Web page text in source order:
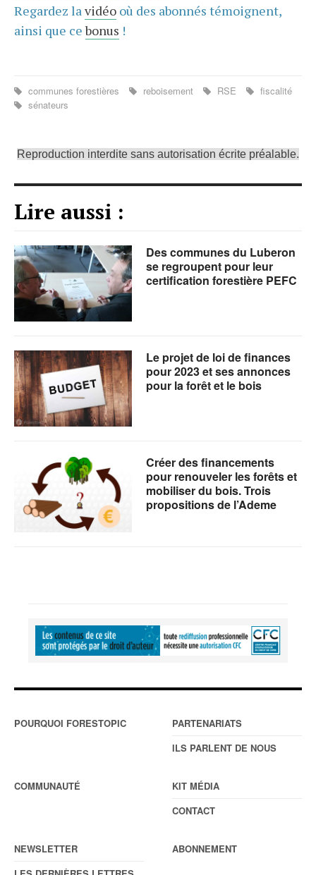
Regardez lavidéo où des abonnés témoignent,
ainsi que cebonus !
communes forestières reboisement RSE
fiscalité
sénateurs
Reproduction interdite sans autorisation écrite préalable.
Lire aussi :
Des communes du Luberon
se regroupent pour leur
certification forestière PEFC
Le projet de loi de finances
pour 2023 et ses annonces
pour la forêt et le bois
Créer des financements
pour renouveler les forêts et
mobiliser du bois. Trois
propositions de l’Ademe
POURQUOI FORESTOPIC
PARTENARIATS
ILS PARLENT DE NOUS
COMMUNAUTÉ
KIT MÉDIA
CONTACT
NEWSLETTER
ABONNEMENT